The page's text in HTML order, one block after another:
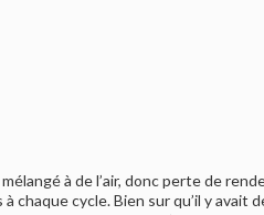
à de l’air, donc perte de
chaque cycle. Bien sur qu’il y